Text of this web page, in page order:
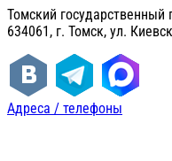
Томский государственный
634061, г. Томск, ул.
Адреса / телефоны